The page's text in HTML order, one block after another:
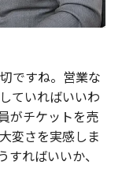
ですね。営業な
ていればいいわ
がチケットを売
変さを実感しま
ればいいか、